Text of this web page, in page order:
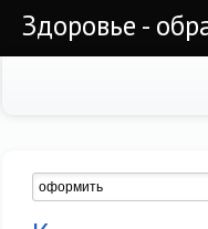
Здоровье -